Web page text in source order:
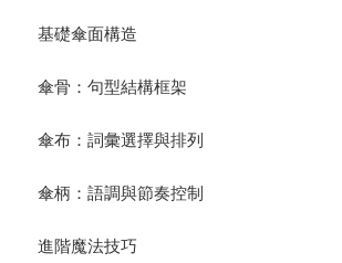
基礎傘面構造
傘骨：句型結構框架
傘布：詞彙選擇與排列
傘柄：語調與節奏控制
進階魔法技巧